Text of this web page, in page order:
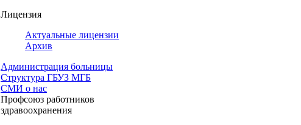
Лицензия
Актуальные лицензии
Архив
Администрация больницы
Структура ГБУЗ МГБ
СМИ о нас
Профсоюз работников
здравоохранения